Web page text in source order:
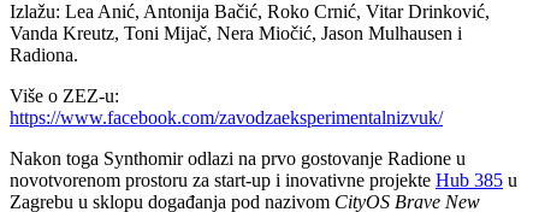
Izlažu: Lea Anić, Antonija Bačić, Roko Crnić, Vitar Drinković,
Vanda Kreutz, Toni Mijač, Nera Miočić, Jason Mulhausen i
Radiona.
Više o ZEZ-u:
https://www.facebook.com/zavodzaeksperimentalnizvuk/
Nakon toga Synthomir odlazi na prvo gostovanje Radione u
novotvorenom prostoru za start-up i inovativne projekte Hub 385 u
Zagrebu u sklopu događanja pod nazivom CityOS Brave New